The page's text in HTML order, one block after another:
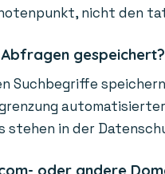
nicht den
gespeichert?
Suchbegriffe
stehen in der